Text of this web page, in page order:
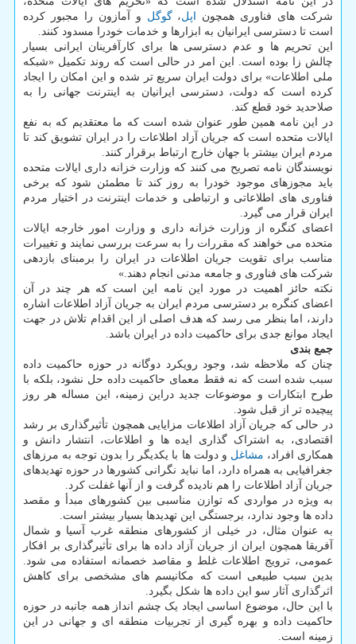
شرکت های فناوری همچون
اپل،گوگل و آمازون را مجبور کرده
است تا دسترسی ایرانیان به ابزارها و خدمات خودرا مسدود کنند.
این تحریم ها و عدم دسترسی ها برای کارآفرینان ایرانی بسیار
چالش زا بوده است. این امر در حالی است که روند تکمیل «شبکه
ملی اطلاعات» برای دولت ایران سریع تر شده و این امکان را ایجاد
کرده است که دولت، دسترسی ایرانیان به اینترنت جهانی را به
صلاحدید خود قطع کند.
در این نامه همین طور عنوان شده است که ما معتقدیم که به نفع
ایالات متحده است که جریان آزاد اطلاعات را در ایران تشویق کند تا
مردم ایران بیشتر با جهان خارج ارتباط برقرار کنند.
نویسندگان نامه تصریح می کنند که وزارت خزانه داری ایالات متحده
باید مجوزهای موجود خودرا به روز کند تا مطمئن شود که برخی
فناوری های اطلاعاتی و ارتباطی و خدمات اینترنت در اختیار مردم
ایران قرار می گیرد.
اعضای کنگره از وزارت خزانه داری و وزارت امور خارجه ایالات
متحده می خواهند که مقررات را به سرعت بررسی نمایند و تغییرات
مناسب برای تقویت جریان اطلاعات در ایران را برمبنای بازدهی
شرکت های فناوری و جامعه مدنی انجام دهند.»
نکته حائز اهمیت در مورد این نامه این است که هر چند در آن
اعضای کنگره بر دسترسی مردم ایران به جریان آزاد اطلاعات اشاره
دارند، اما بنظر می رسد که هدف اصلی از این اقدام تلاش در جهت
ایجاد موانع جدی برای حاکمیت داده در ایران باشد.
جمع بندی
چنان که ملاحظه شد، وجود رویکرد دوگانه در حوزه حاکمیت داده
سبب شده است که نه فقط معمای حاکمیت داده حل نشود، بلکه با
طرح ابتکارات و موضوعات جدید دراین زمینه، این مساله هر روز
پیچیده تر از قبل شود.
در حالی که جریان آزاد اطلاعات مزایایی همچون تأثیرگذاری بر رشد
اقتصادی، به اشتراک گذاری ایده ها و اطلاعات، انتشار دانش و
همکاری افراد، مشاغل و دولت ها با یکدیگر را بدون توجه به مرزهای
جغرافیایی به همراه دارد، اما نباید نگرانی کشورها در حوزه تهدیدهای
جریان آزاد اطلاعات را هم نادیده گرفت و از آنها غفلت کرد.
به ویژه در مواردی که توازن مناسبی بین کشورهای مبدأ و مقصد
داده ها وجود ندارد، برجستگی این تهدیدها بسیار بیشتر است.
به عنوان مثال، در خیلی از کشورهای منطقه غرب آسیا و شمال
آفریقا همچون ایران از جریان آزاد داده ها برای تأثیرگذاری بر افکار
عمومی، ترویج اطلاعات غلط و مقاصد خصمانه استفاده می شود.
بدین سبب طبیعی است که مکانیسم های مشخصی برای کاهش
اثرگذاری آثار سو این داده ها شکل بگیرد.
با این حال، موضوع اساسی ایجاد یک چشم انداز همه جانبه در حوزه
حاکمیت داده و بهره گیری از تجربیات منطقه ای و جهانی در این
زمینه است.